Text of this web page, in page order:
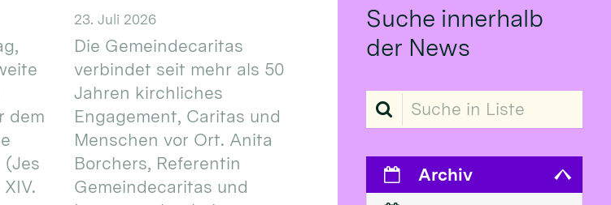
dem
(Jes
23. Juli 2026
Die Gemeindecaritas
verbindet seit mehr als 50
Jahren kirchliches
Engagement, Caritas und
Menschen vor Ort. Anita
Borchers, Referentin
Gemeindecaritas und
Suche innerhalb
der News
Suche in Liste
Archiv